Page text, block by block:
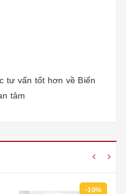
tư vấn tốt hơn về Biến
tâm
-8%